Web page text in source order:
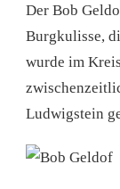
Der Bob
Burgkulisse,
wurde im
Ludwigstein